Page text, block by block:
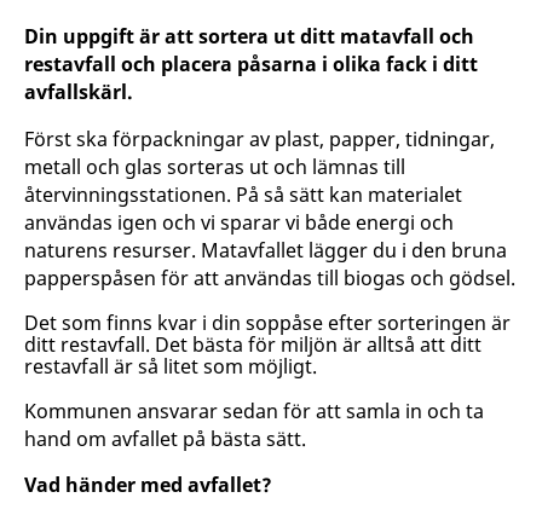
Din uppgift är att sortera ut ditt matavfall och
restavfall och placera påsarna i olika fack i ditt
avfallskärl.
Först ska förpackningar av plast, papper, tidningar,
metall och glas sorteras ut och lämnas till
återvinningsstationen. På så sätt kan materialet
användas igen och vi sparar vi både energi och
naturens resurser. Matavfallet lägger du i den bruna
papperspåsen för att användas till biogas och gödsel.
Det som finns kvar i din soppåse efter sorteringen är
ditt restavfall. Det bästa för miljön är alltså att ditt
restavfall är så litet som möjligt.
Kommunen ansvarar sedan för att samla in och ta
hand om avfallet på bästa sätt.
Vad händer med avfallet?